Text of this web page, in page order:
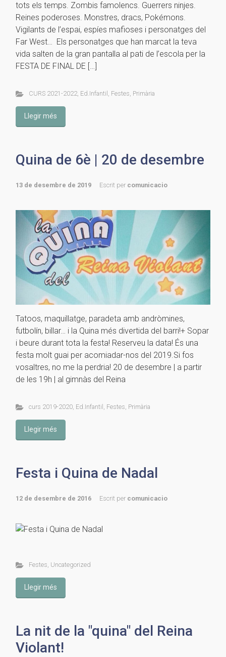
tots els temps. Zombis famolencs. Guerrers ninjes.
Reines poderoses. Monstres, dracs, Pokémons.
Vigilants de l’espai, espíes mafioses i personatges del
Far West… Els personatges que han marcat la teva
vida salten de la gran pantalla al pati de l’escola per la
FESTA DE FINAL DE […]
CURS 2021-2022, Ed.Infantil , Festes, Primària
Llegir més
Quina de 6è | 20 de desembre
13 de desembre de 2019 Escrit per comunicacio
Tatoos, maquillatge, paradeta amb andròmines,
futbolín, billar… i la Quina més divertida del barri!+ Sopar
i beure durant tota la festa! Reserveu la data! És una
festa molt guai per acomiadar-nos del 2019.Si fos
vosaltres, no me la perdria! 20 de desembre | a partir
de les 19h | al gimnàs del Reina
curs 2019-2020, Ed.Infantil , Festes, Primària
Llegir més
Festa i Quina de Nadal
12 de desembre de 2016 Escrit per comunicacio
Festes, Uncategorized
Llegir més
La nit de la "quina" del Reina
Violant!